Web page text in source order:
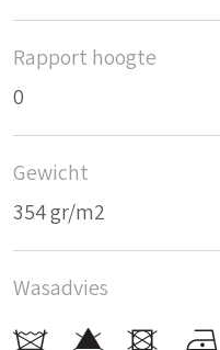
Rapport hoogte
0
Gewicht
354 gr/m2
Wasadvies